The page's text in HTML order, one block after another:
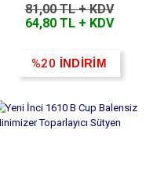
81,00 TL + KDV
64,80 TL + KDV
%20 İNDİRİM